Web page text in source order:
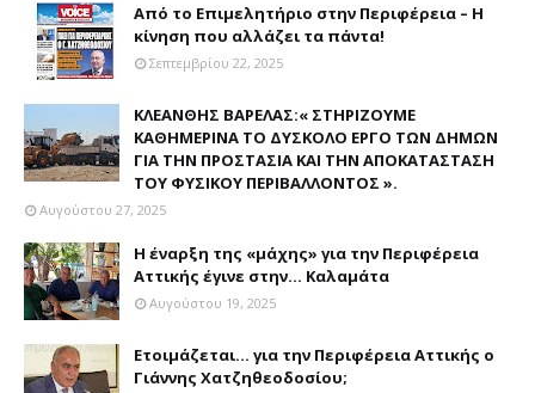
Από το Επιμελητήριο στην Περιφέρεια – Η
κίνηση που αλλάζει τα πάντα!
Σεπτεμβρίου 22, 2025
ΚΛΕΑΝΘΗΣ ΒΑΡΕΛΑΣ:« ΣΤΗΡΙΖΟΥΜΕ
ΚΑΘΗΜΕΡΙΝΑ ΤΟ ΔΥΣΚΟΛΟ ΕΡΓΟ ΤΩΝ ΔΗΜΩΝ
ΓΙΑ ΤΗΝ ΠΡΟΣΤΑΣΙΑ ΚΑΙ ΤΗΝ ΑΠΟΚΑΤΑΣΤΑΣΗ
ΤΟΥ ΦΥΣΙΚΟΥ ΠΕΡΙΒΑΛΛΟΝΤΟΣ ».
Αυγούστου 27, 2025
Η έναρξη της «μάχης» για την Περιφέρεια
Αττικής έγινε στην... Καλαμάτα
Αυγούστου 19, 2025
Ετοιμάζεται... για την Περιφέρεια Αττικής ο
Γιάννης Χατζηθεοδοσίου;